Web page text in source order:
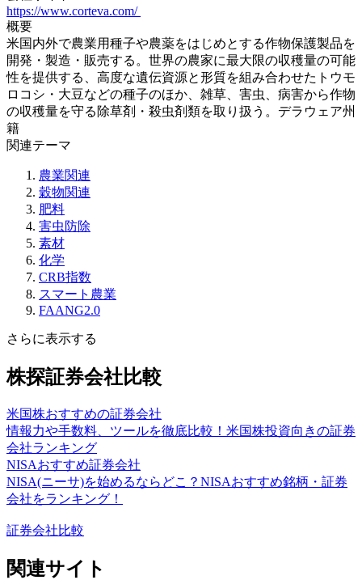
https://www.corteva.com/
概要
米国内外で農業用種子や農薬をはじめとする作物保護製品を
開発・製造・販売する。世界の農家に最大限の収穫量の可能
性を提供する、高度な遺伝資源と形質を組み合わせたトウモ
ロコシ・大豆などの種子のほか、雑草、害虫、病害から作物
の収穫量を守る除草剤・殺虫剤類を取り扱う。デラウェア州
籍
関連テーマ
農業関連
穀物関連
肥料
害虫防除
素材
化学
CRB指数
スマート農業
FAANG2.0
さらに表示する
株探証券会社比較
米国株おすすめの証券会社
情報力や手数料、ツールを徹底比較！米国株投資向きの証券
会社ランキング
NISAおすすめ証券会社
NISA(ニーサ)を始めるならどこ？NISAおすすめ銘柄・証券
会社をランキング！
証券会社比較
関連サイト